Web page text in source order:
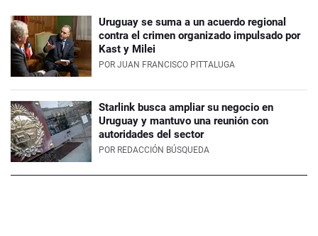
Uruguay se suma a un acuerdo regional
contra el crimen organizado impulsado por
Kast y Milei
POR JUAN FRANCISCO PITTALUGA
Starlink busca ampliar su negocio en
Uruguay y mantuvo una reunión con
autoridades del sector
POR REDACCIÓN BÚSQUEDA